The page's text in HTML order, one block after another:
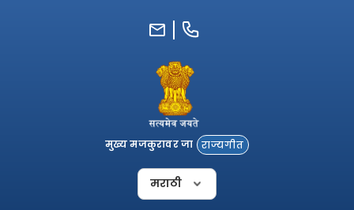
मुख्य मजकुरावर जा राज्यगीत